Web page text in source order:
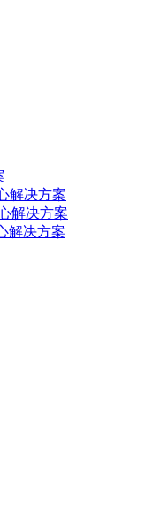
解决方案
解决方案
解决方案